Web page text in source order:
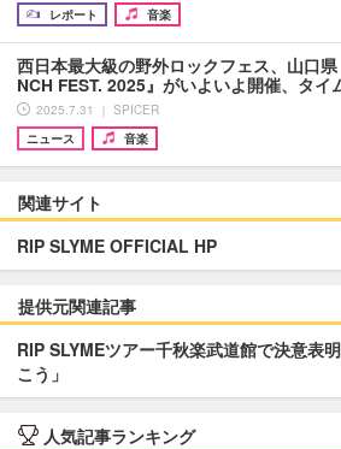
レポート 音楽
西日本最大級の野外ロックフェス、山口
NCH FEST. 2025』がいよいよ開催、タ
2025.7.31 ｜ SPICER
ニュース
音楽
関連サイト
RIP SLYME OFFICIAL HP
提供元関連記事
RIP SLYMEツアー千秋楽武道館で決意表
こう」
人気記事ランキング